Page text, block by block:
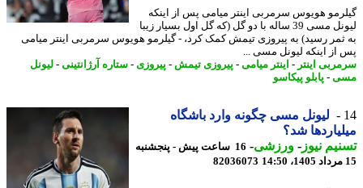
هویوس سرمربی اینتر میامی پس از اینکه
لیونل مسی 39 ساله با دو گل (که گل اول بسیار زیبا
رسید) به پیروزی تیمش کمک کرد، - گیلرمو هویوس سرمربی اینتر میامی
اینکه لیونل مسی ...
اینتر -اینتر میامی-پیروزی تیمش-پیروزی - ستاره آرژانتینی-لیونل
-پابلو پیکاسو
لیونل مسی چگونه وارد باشگاه
شد؟
نیوز-ورزشی-
16 ساعت پیش - پنجشنبه
82036073